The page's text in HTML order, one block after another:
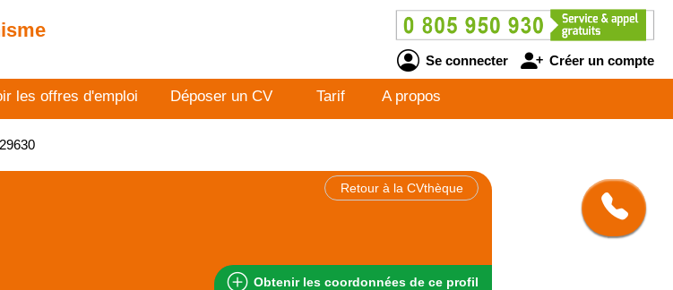
Se connecter Créer un compte
les offres d'emploi Déposer un CV Tarif A propos
Retour à la CVthèque
Obtenir les coordonnées de ce profil